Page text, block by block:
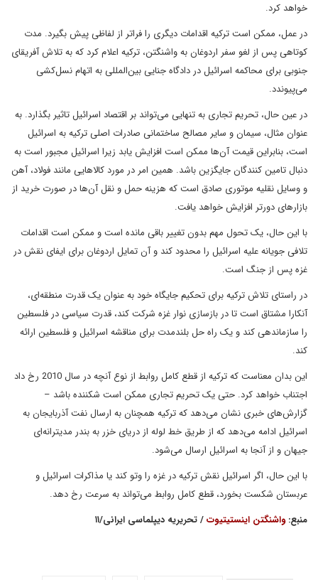
خواهد کرد.
در عمل، ممکن است ترکیه اقدامات دیگری را فراتر از لفاظی پیش بگیرد. مدت
کوتاهی پس از لغو سفر اردوغان به واشنگتن، ترکیه اعلام کرد که به تلاش آفریقای
جنوبی برای محاکمه اسرائیل در دادگاه جنایی بین‌المللی به اتهام نسل‌کشی
می‌پیوندد.
در عین حال، تحریم تجاری به تنهایی می‌تواند بر اقتصاد اسرائیل تاثیر بگذارد. به
عنوان مثال، سیمان و سایر مصالح ساختمانی صادرات اصلی ترکیه به اسرائیل
است، بنابراین قیمت آن‌ها ممکن است افزایش یابد زیرا اسرائیل مجبور است به
دنبال تامین کنندگان جایگزین باشد. همین امر در مورد کالاهایی مانند فولاد، آهن
و وسایل نقلیه موتوری صادق است که هزینه حمل و نقل آن‌ها در صورت خرید از
بازارهای دورتر افزایش خواهد یافت.
با این حال، یک تحول مهم بدون تغییر باقی مانده است و ممکن است اقدامات
تلافی جویانه علیه اسرائیل را محدود کند و آن تمایل اردوغان برای ایفای نقش در
غزه پس از جنگ است.
در راستای تلاش ترکیه برای تحکیم جایگاه خود به عنوان یک قدرت منطقه‌ای،
آنکارا مشتاق است تا در بازسازی نوار غزه شرکت کند، قدرت سیاسی در فلسطین
را سازماندهی کند و یک راه حل بلندمدت برای مناقشه اسرائیل و فلسطین ارائه
کند.
این بدان معناست که ترکیه از قطع کامل روابط از نوع آنچه در سال 2010 رخ داد
اجتناب خواهد کرد. حتی یک تحریم تجاری ممکن است شکننده باشد –
گزارش‌های خبری نشان می‌دهد که ترکیه همچنان به ارسال نفت آذربایجان به
اسرائیل ادامه می‌دهد که از طریق خط لوله از دریای خزر به بندر مدیترانه‌ای
جیهان و از آنجا به اسرائیل ارسال می‌شود.
با این حال، اگر اسرائیل نقش ترکیه در غزه را وتو کند یا مذاکرات اسرائیل و
عربستان شکست بخورد، قطع کامل روابط می‌تواند به سرعت رخ دهد.
منبع:واشنگتن اینستیتیوت/ تحریریه دیپلماسی ایرانی/۱۱